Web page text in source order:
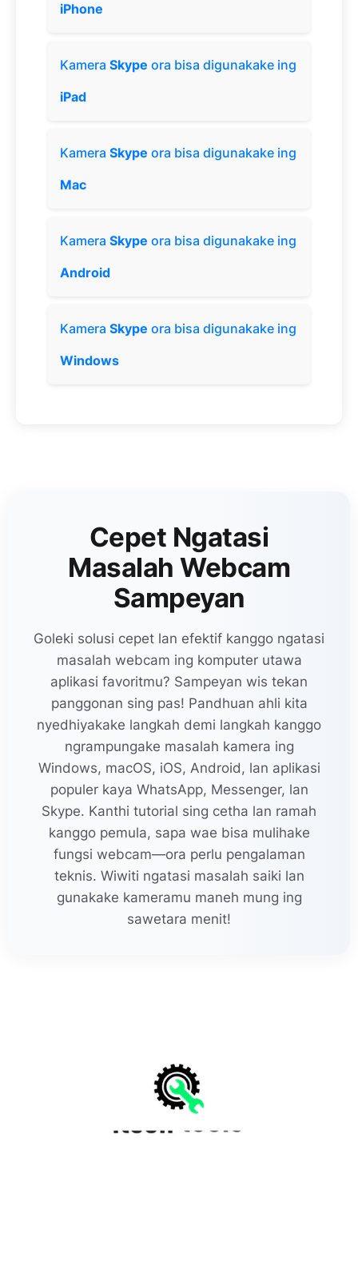
iPhone
Kamera Skype ora bisa digunakake ing
iPad
Kamera Skype ora bisa digunakake ing
Mac
Kamera Skype ora bisa digunakake ing
Android
Kamera Skype ora bisa digunakake ing
Windows
Cepet Ngatasi
Masalah Webcam
Sampeyan
Goleki solusi cepet lan efektif kanggo ngatasi
masalah webcam ing komputer utawa
aplikasi favoritmu? Sampeyan wis tekan
panggonan sing pas! Pandhuan ahli kita
nyedhiyakake langkah demi langkah kanggo
ngrampungake masalah kamera ing
Windows, macOS, iOS, Android, lan aplikasi
populer kaya WhatsApp, Messenger, lan
Skype. Kanthi tutorial sing cetha lan ramah
kanggo pemula, sapa wae bisa mulihake
fungsi webcam—ora perlu pengalaman
teknis. Wiwiti ngatasi masalah saiki lan
gunakake kameramu maneh mung ing
sawetara menit!